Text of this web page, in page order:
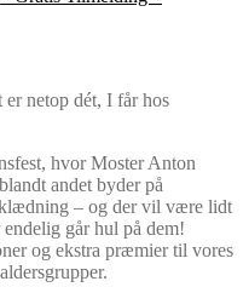
netop dét, I får hos
hvor Moster Anton
andet byder på
– og der vil være lidt
går hul på dem!
og ekstra præmier til vores